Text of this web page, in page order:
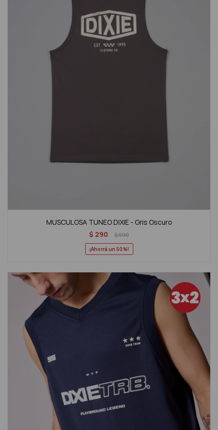
MUSCULOSA TUNEO DIXIE - Gris Oscuro
$ 290 $590
50